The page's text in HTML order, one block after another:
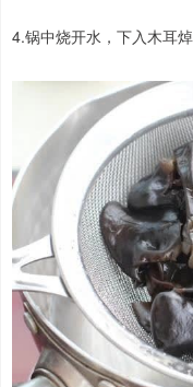
4.锅中烧开水，下入木耳